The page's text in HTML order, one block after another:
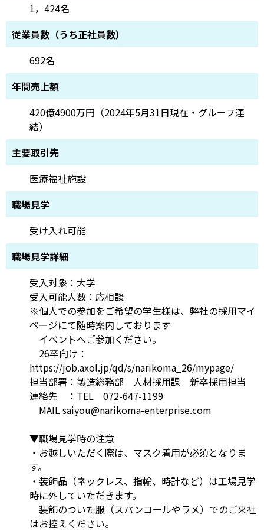
1，424名
従業員数（うち正社員数）
692名
年間売上額
420億4900万円（2024年5月31日現在・グループ連
結）
主要取引先
医療福祉施設
職場見学
受け入れ可能
職場見学詳細
受入対象：大学
受入可能人数：応相談
※個人での参加をご希望の学生様は、弊社の採用マイ
ページにて随時案内しております
イベントへご参加ください。
26卒向け：
https://job.axol.jp/qd/s/narikoma_26/mypage/
担当部署：製造総務部 人材採用課 新卒採用担当
連絡先 ：TEL 072-647-1199
MAIL saiyou@narikoma-enterprise.com
▼職場見学時の注意
・お越しいただく際は、マスク着用が必須となりま
す。
・装飾品（ネックレス、指輪、時計など）は工場見学
時に外していただきます。
装飾のついた服（スパンコールやラメ）でのご来社
はお控えください。